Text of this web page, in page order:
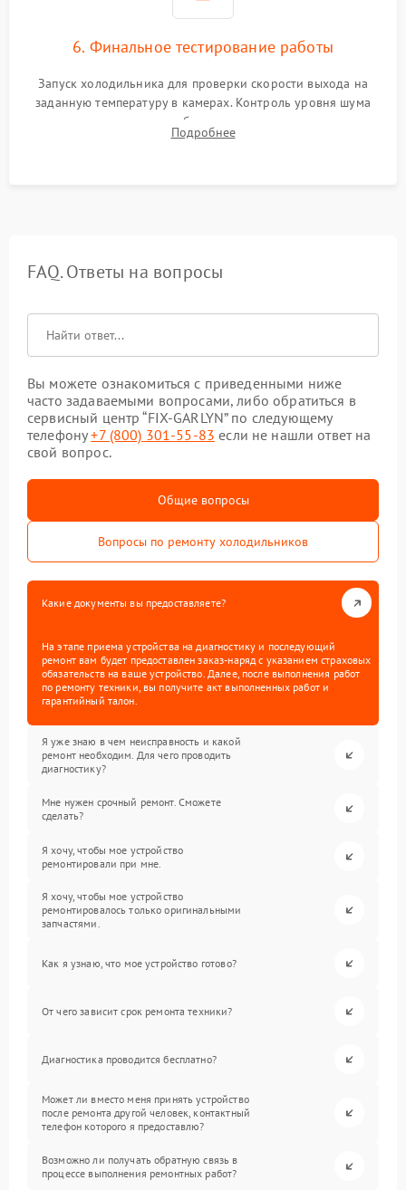
6. Финальное тестирование работы
Запуск холодильника для проверки скорости выхода на
заданную температуру в камерах. Контроль уровня шума
компрессора, отсутствия обмерзания стенок и корректного
срабатывания системы автоматической оттайки.
Подробнее
FAQ. Ответы на вопросы
Вы можете ознакомиться с приведенными ниже
часто задаваемыми вопросами, либо обратиться в
сервисный центр “FIX-GARLYN” по следующему
телефону+7 (800) 301-55-83 если не нашли ответ на
свой вопрос.
Общие вопросы
Вопросы по ремонту холодильников
Какие документы вы предоставляете?
На этапе приема устройства на диагностику и последующий
ремонт вам будет предоставлен заказ-наряд с указанием страховых
обязательств на ваше устройство. Далее, после выполнения работ
по ремонту техники, вы получите акт выполненных работ и
гарантийный талон.
Я уже знаю в чем неисправность и какой
ремонт необходим. Для чего проводить
диагностику?
Мне нужен срочный ремонт. Сможете
сделать?
Я хочу, чтобы мое устройство
ремонтировали при мне.
Я хочу, чтобы мое устройство
ремонтировалось только оригинальными
запчастями.
Как я узнаю, что мое устройство готово?
От чего зависит срок ремонта техники?
Диагностика проводится бесплатно?
Может ли вместо меня принять устройство
после ремонта другой человек, контактный
телефон которого я предоставлю?
Возможно ли получать обратную связь в
процессе выполнения ремонтных работ?